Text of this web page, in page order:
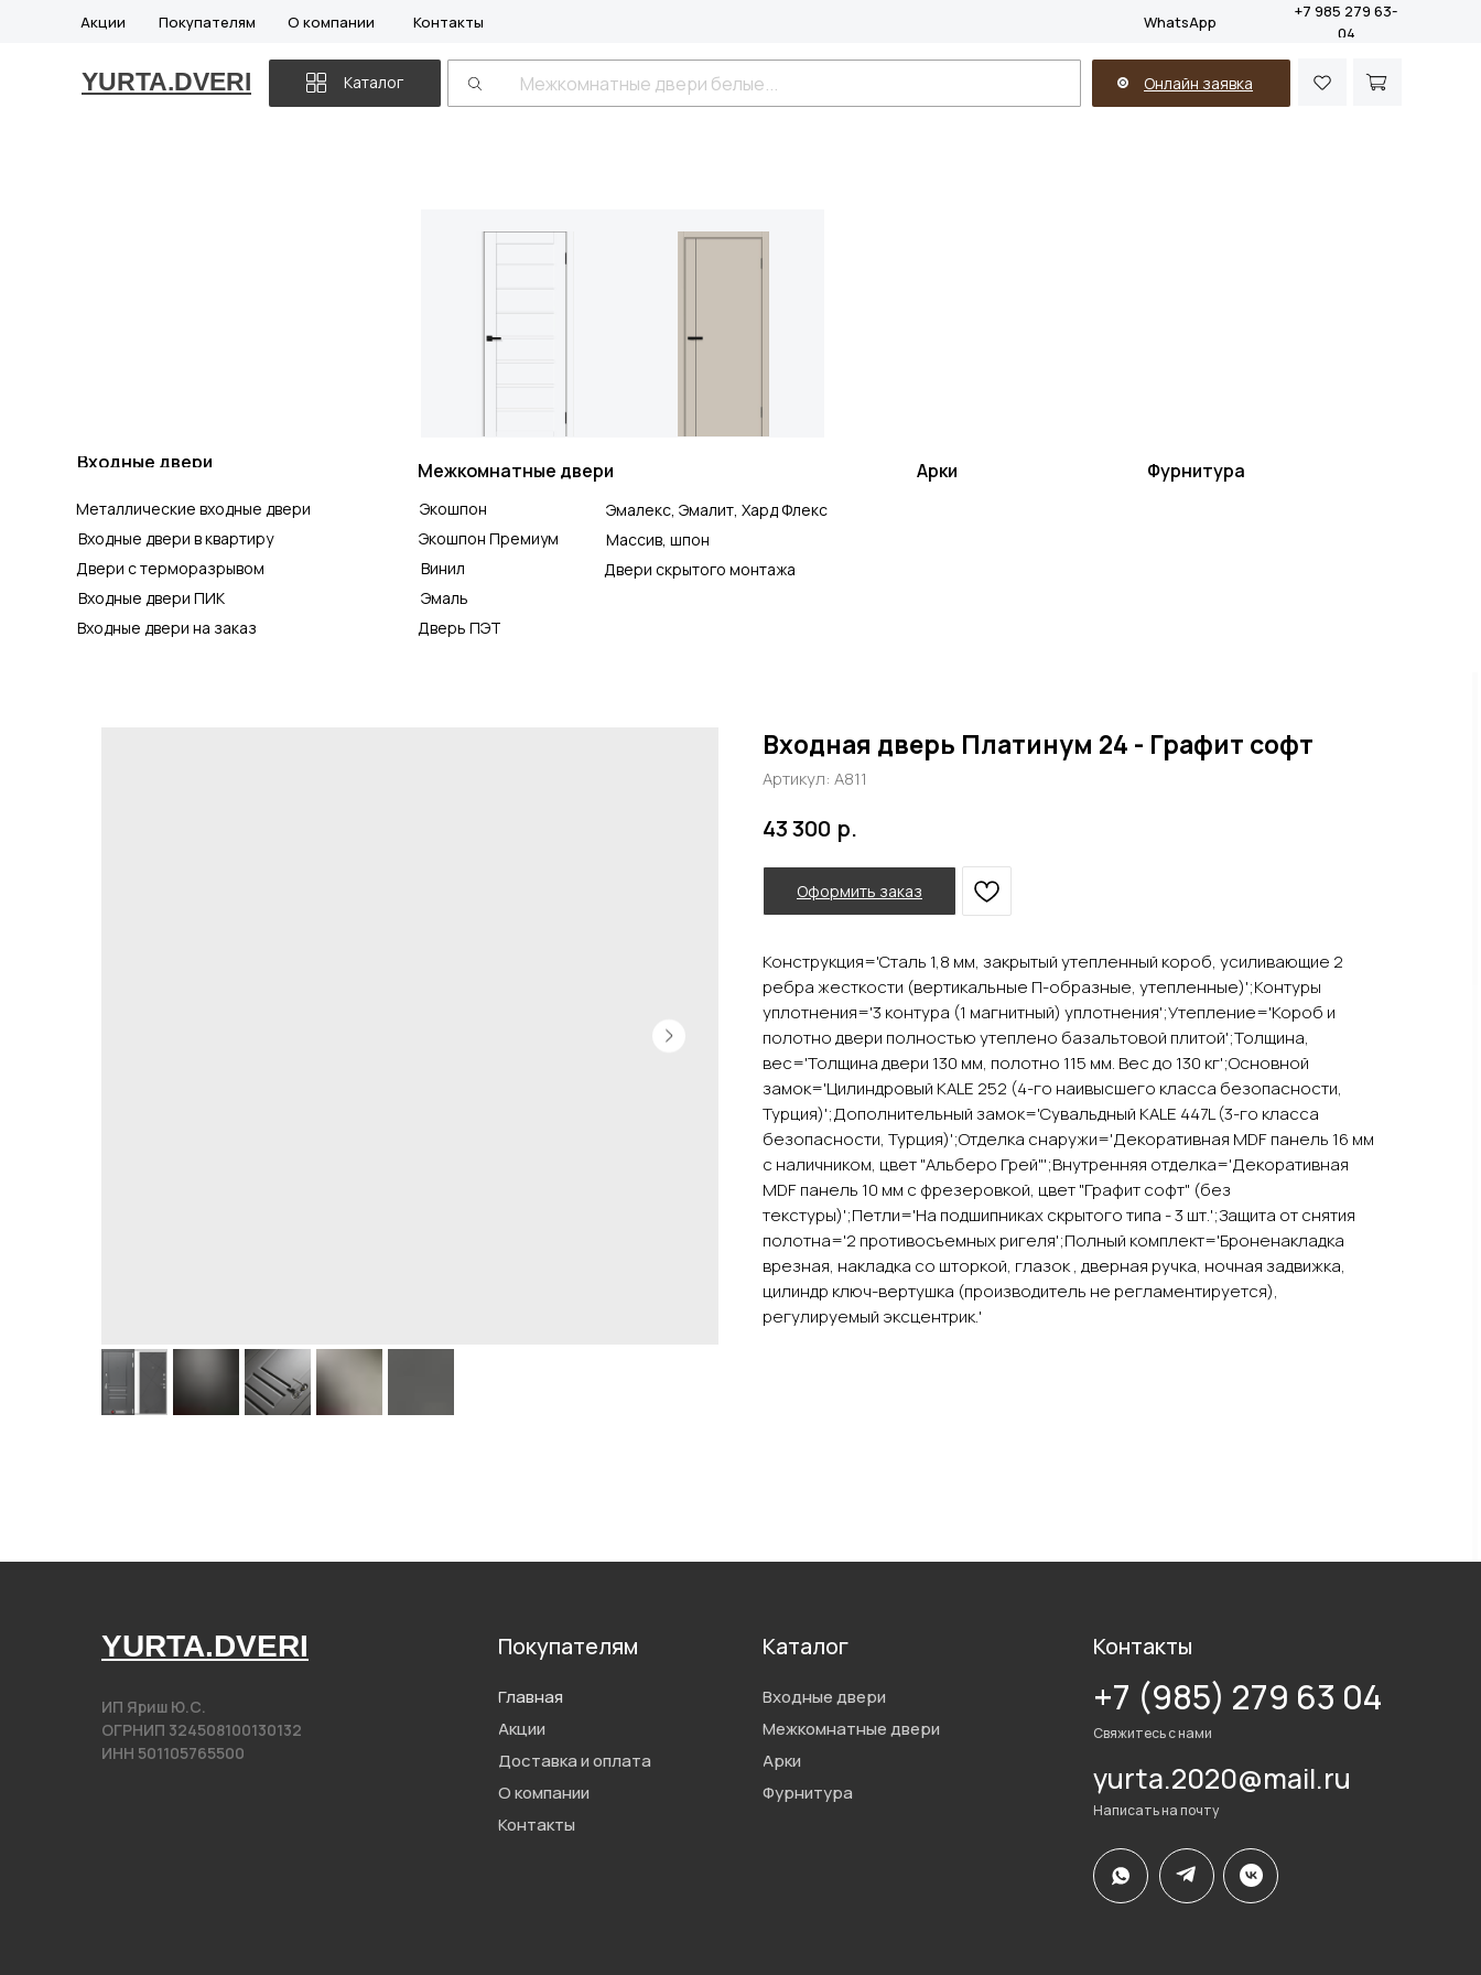
Акции Покупателям О компании Контакты WhatsApp
+7 985 279 63-
04
YURTA.DVERI Каталог Онлайн заявка
Входные двери на заказ
Входные двери ПИК
Двери с терморазрывом
Входные двери в квартиру
Дверь ПЭТ
Эмаль
Винил
Экошпон Премиум
Двери скрытого монтажа
Массив, шпон
Эмалекс, Эмалит, Хард Флекс
Экошпон
Металлические входные двери
Фурнитура
Арки
Межкомнатные двери
Входные двери
Входная дверь Платинум 24 - Графит софт
Артикул: А811
43 300 р.
Оформить заказ
Конструкция='Сталь 1,8 мм, закрытый утепленный короб, усиливающие 2
ребра жесткости (вертикальные П-образные, утепленные)';Контуры
уплотнения='3 контура (1 магнитный) уплотнения';Утепление='Короб и
полотно двери полностью утеплено базальтовой плитой';Толщина,
вес='Толщина двери 130 мм, полотно 115 мм. Вес до 130 кг';Основной
замок='Цилиндровый KALE 252 (4-го наивысшего класса безопасности,
Турция)';Дополнительный замок='Сувальдный KALE 447L (3-го класса
безопасности, Турция)';Отделка снаружи='Декоративная MDF панель 16 мм
с наличником, цвет "Альберо Грей"';Внутренняя отделка='Декоративная
MDF панель 10 мм с фрезеровкой, цвет "Графит софт" (без
текстуры)';Петли='На подшипниках скрытого типа - 3 шт.';Защита от снятия
полотна='2 противосъемных ригеля';Полный комплект='Броненакладка
врезная, накладка со шторкой, глазок , дверная ручка, ночная задвижка,
цилиндр ключ-вертушка (производитель не регламентируется),
регулируемый эксцентрик.'
YURTA.DVERI
Контакты
О компании
Доставка и оплата
Акции
Фурнитура
Арки
Межкомнатные двери
Написать на почту
Свяжитесь с нами
Входные двери
Главная
yurta.2020@mail.ru
+7 (985) 279 63 04
Контакты
Каталог
Покупателям
ИП Яриш Ю.С.
ОГРНИП 324508100130132
ИНН 501105765500